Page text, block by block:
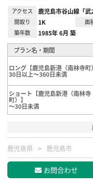
アクセス 鹿児島市谷山線「
間取り 1K 面
築年数 1985年 6月 築
プラン名・期間
ロング【鹿児島新港（南林寺町
30日以上～360日未満
ショート【鹿児島新港（南林寺
町）】
～30日未満
鹿児島県 鹿児島市
お問合わせ